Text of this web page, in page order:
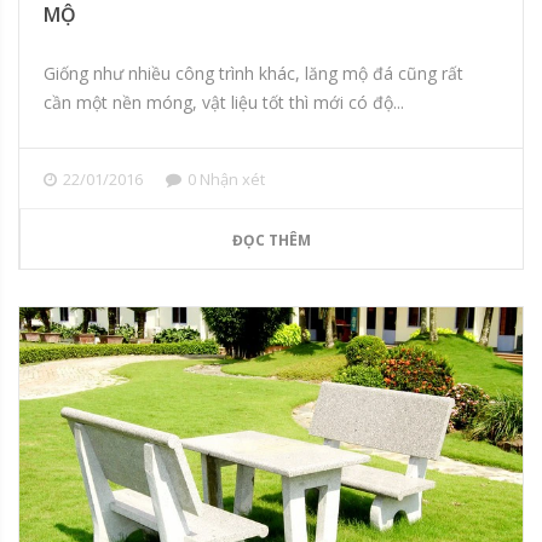
MỘ
Giống như nhiều công trình khác, lăng mộ đá cũng rất
cần một nền móng, vật liệu tốt thì mới có độ...
22/01/2016 0 Nhận xét
ĐỌC THÊM